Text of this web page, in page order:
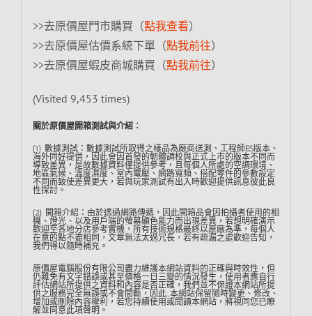
>>去原價屋門市購買（點我查看）
>>去原價屋估價系統下單（點我前往）
>>去原價屋蝦皮商城購買（點我前往）
(Visited 9,453 times)
關於原價屋開箱測試與介紹︰
(1) 數據測試：數據測試所取得之樣品為廠商送測、工程師ES版本、
海外同好提供，因此會因首發的韌體調校與正式上市的版本不同而
導致差異，是故數據資料僅提供參考，且每個人所處的空調環境、
地區氣候、溫度濕度、室內電壓、網路寬頻、搭配零件的參數設定
不同而致使差異更大，若與玩家測試有出入時歡迎提供訊息彼此良
性探討。
(2) 開箱介紹：由於透過網路傳遞，因此開箱品會因拍攝者使用的相
機、燈光、以及用戶端的螢幕顯色能力而出現差異，若想明確演示
歡迎至各地分店參考實機，所有技術規格最終以原廠為準，每個人
在意的點不盡相同，文章無法太過冗長，若有疏漏之處歡迎告知，
我們得以隨時補充。
原價屋電腦股份有限公司盡力維護本網站資料的正確與時效性，但
仍難免有文字錯誤或甚至價格一日三變的情況發生，使用者應自行
評估網站所提供之資料和內容是否正確，我們並不保證本網站所提
供之服務完全無誤或不會間斷，因此…本網站保留隨時變更、修改、
增加或刪除內容權利，若您持續使用或閱讀本網站，將視同您已瞭
解並同意此項聲明。